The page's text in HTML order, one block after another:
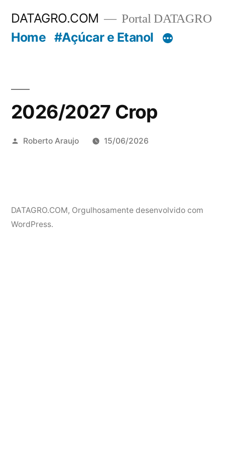
DATAGRO.COM Portal DATAGRO
Home #Açúcar e Etanol
2026/2027 Crop
Publicado
Roberto Araujo 15/06/2026
DATAGRO.COM, Orgulhosamente desenvolvido com
WordPress.